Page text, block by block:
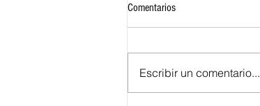
Comentarios
Escribir un comentario...